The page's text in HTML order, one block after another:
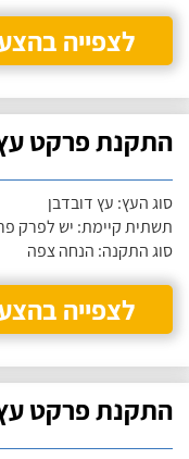
לצפייה
התקנת פרקט
סוג העץ: עץ דובדבן
תשתית קיימת: יש לפרק
סוג התקנה: הנחה צפה
לצפייה
התקנת פרקט